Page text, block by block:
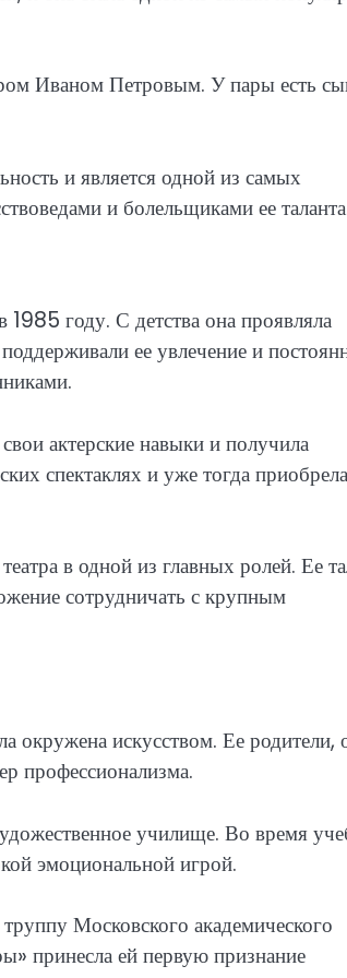
Иваном Петровым. У пары есть
и является одной из самых
и болельщиками ее
году. С детства она проявляла
ее увлечение и
актерские навыки и получила
спектаклях и уже тогда приобрела
в одной из главных ролей. Ее
сотрудничать с крупным
окружена искусством. Ее родители,
профессионализма.
училище. Во время
эмоциональной игрой.
Московского академического
принесла ей первую признание